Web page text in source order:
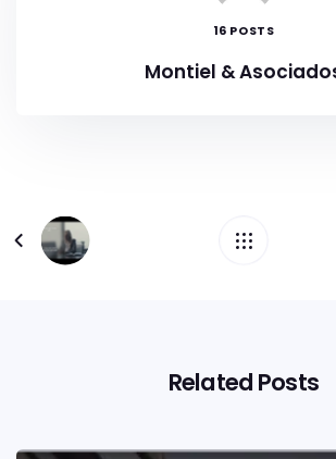
16 POSTS
Montiel &
Related Posts